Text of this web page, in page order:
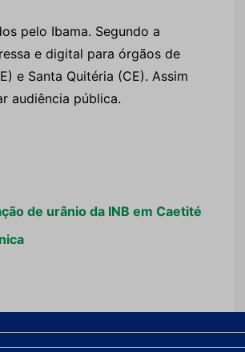
pelo Ibama. Segundo a
e digital para órgãos de
e Santa Quitéria (CE). Assim
audiência pública.
de urânio da INB em Caetité